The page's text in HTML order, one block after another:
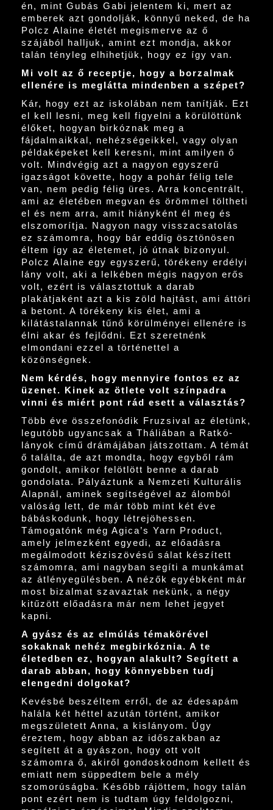
én, mint Gubás Gabi jelentem ki, mert az
emberek azt gondolják, könnyű neked, de ha
Polcz Alaine életét megismerve az ő
szájából halljuk, amint ezt mondja, akkor
talán tényleg elhihetjük, hogy ez így van.
Mi volt az ő receptje, hogy a borzalmak
ellenére is meglátta mindenben a szépet?
Kár, hogy ezt az iskolában nem tanítják. Ezt
el kell lesni, meg kell figyelni a körülöttünk
élőket, hogyan birkóznak meg a
fájdalmaikkal, nehézségeikkel, vagy olyan
példaképeket kell keresni, mint amilyen ő
volt. Mindvégig azt a nagyon egyszerű
igazságot követte, hogy a pohár félig tele
van, nem pedig félig üres. Arra koncentrált,
ami az életében megvan és örömmel töltheti
el és nem arra, amit hiányként él meg és
elszomorítja. Nagyon nagy visszacsatolás
ez számomra, hogy bár eddig ösztönösen
éltem így az életemet, jó útnak bizonyul.
Polcz Alaine egy egyszerű, törékeny erdélyi
lány volt, aki a lelkében mégis nagyon erős
volt, ezért is választottuk a darab
plakátjaként azt a kis zöld hajtást, ami áttöri
a betont. A törékeny kis élet, ami a
kilátástalannak tűnő körülményei ellenére is
élni akar és fejlődni. Ezt szeretnénk
elmondani ezzel a történettel a
közönségnek.
Nem kérdés, hogy mennyire fontos ez az
üzenet. Kinek az ötlete volt színpadra
vinni és miért pont rád esett a választás?
Több éve összefonódik Fruzsival az életünk,
legutóbb ugyancsak a Tháliában a Ratkó-
lányok című drámájában játszottam. A témát
ő találta, de azt mondta, hogy egyből rám
gondolt, amikor felötlött benne a darab
gondolata. Pályáztunk a Nemzeti Kulturális
Alapnál, aminek segítségével az álomból
valóság lett, de már több mint két éve
bábáskodunk, hogy létrejöhessen.
Támogatónk még Agica’s Yarn Product,
amely jelmezként egyedi, az előadásra
megálmodott kéziszövésű sálat készített
számomra, ami nagyban segíti a munkámat
az átlényegülésben. A nézők egyébként már
most bizalmat szavaztak nekünk, a négy
kitűzött előadásra már nem lehet jegyet
kapni.
A gyász és az elmúlás témakörével
sokaknak nehéz megbirkóznia. A te
életedben ez, hogyan alakult? Segített a
darab abban, hogy könnyebben tudj
elengedni dolgokat?
Kevésbé beszéltem erről, de az édesapám
halála két héttel azután történt, amikor
megszületett Anna, a kislányom. Úgy
éreztem, hogy abban az időszakban az
segített át a gyászon, hogy ott volt
számomra ő, akiről gondoskodnom kellett és
emiatt nem süppedtem bele a mély
szomorúságba. Később rájöttem, hogy talán
pont ezért nem is tudtam úgy feldolgozni,